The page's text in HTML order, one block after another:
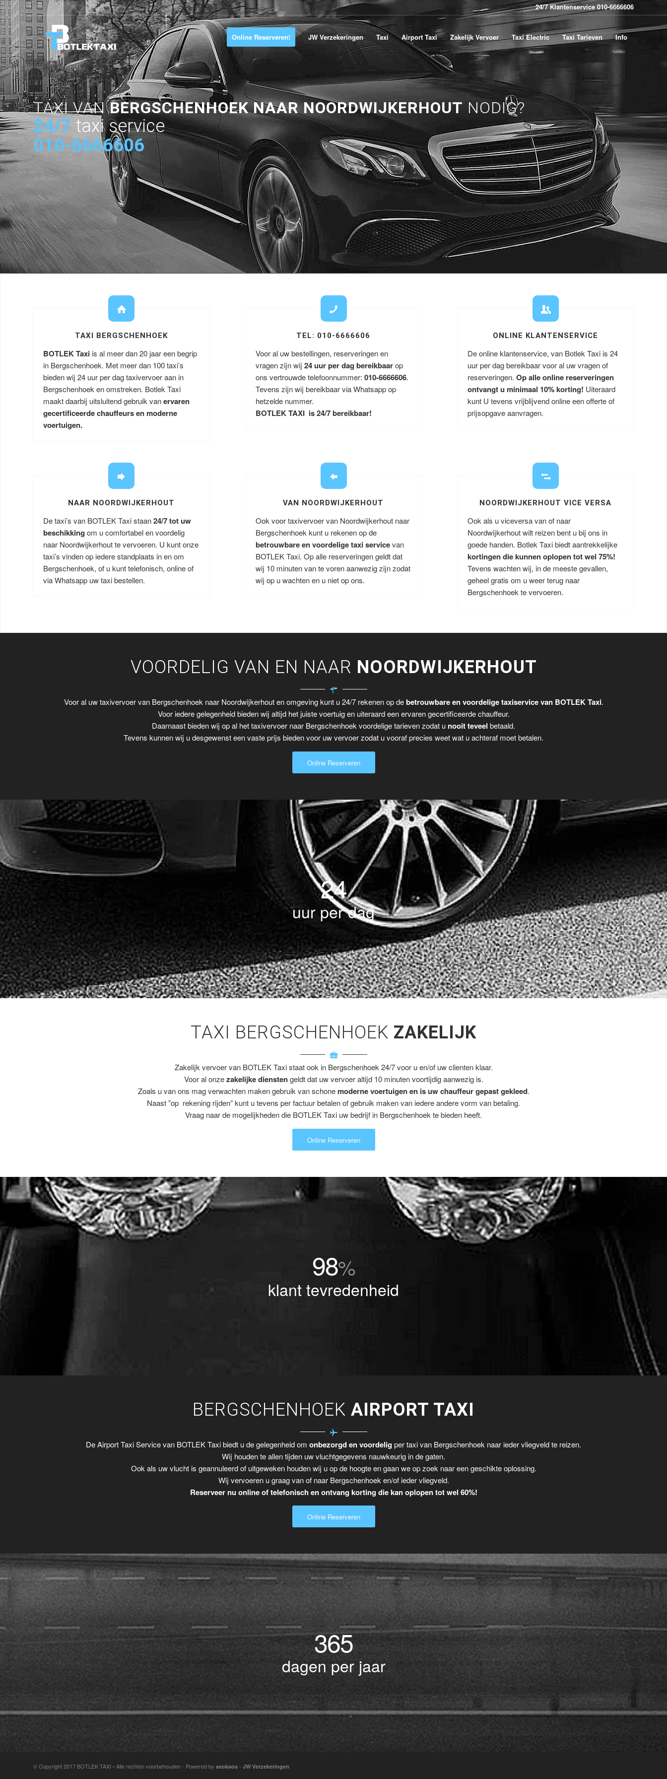
24/7 Klantenservice 010-6666606
Online Reserveren! JW Verzekeringen Taxi Airport Taxi Zakelijk Vervoer Taxi Electric Taxi Tarieven Info
TAXI VANBERGSCHENHOEK NAAR NOORDWIJKERHOUT NODIG?
24/7 taxi service
010-6666606
TAXI BERGSCHENHOEK
BOTLEK Taxi is al meer dan 20 jaar een begrip
in Bergschenhoek. Met meer dan 100 taxi’s
bieden wij 24 uur per dag taxivervoer aan in
Bergschenhoek en omstreken. Botlek Taxi
maakt daarbij uitsluitend gebruik vanervaren
gecertificeerde chauffeurs en moderne
voertuigen.
TEL: 010-6666606
Voor al uw bestellingen, reserveringen en
vragen zijn wij 24 uur per dag bereikbaarop
ons vertrouwde telefoonnummer: 010-6666606.
Tevens zijn wij bereikbaar via Whatsapp op
hetzelde nummer.
BOTLEK TAXI is 24/7 bereikbaar!
ONLINE KLANTENSERVICE
De online klantenservice, van Botlek Taxi is 24
uur per dag bereikbaar voor al uw vragen of
reserveringen.Op alle online reserveringen
ontvangt u minimaal 10% korting! Uiteraard
kunt U tevens vrijblijvend online een offerte of
prijsopgave aanvragen.
NAAR NOORDWIJKERHOUT
De taxi’s van BOTLEK Taxi staan24/7 tot uw
beschikking om u comfortabel en voordelig
naar Noordwijkerhout te vervoeren. U kunt onze
taxi’s vinden op iedere standplaats in en om
Bergschenhoek, of u kunt telefonisch, online of
via Whatsapp uw taxi bestellen.
VAN NOORDWIJKERHOUT
Ook voor taxivervoer van Noordwijkerhout naar
Bergschenhoek kunt u rekenen op de
betrouwbare en voordelige taxi servicevan
BOTLEK Taxi. Op alle reserveringen geldt dat
wij 10 minuten van te voren aanwezig zijn zodat
wij op u wachten en u niet op ons.
NOORDWIJKERHOUT VICE VERSA
Ook als u viceversa van of naar
Noordwijkerhout wilt reizen bent u bij ons in
goede handen. Botlek Taxi biedt aantrekkelijke
kortingen die kunnen oplopen tot wel 75%!
Tevens wachten wij, in de meeste gevallen,
geheel gratis om u weer terug naar
Bergschenhoek te vervoeren.
VOORDELIG VAN EN NAAR NOORDWIJKERHOUT
Voor al uw taxivervoer van Bergschenhoek naar Noordwijkerhout en omgeving kunt u 24/7 rekenen op debetrouwbare en voordelige taxiservice van BOTLEK Taxi.
Voor iedere gelegenheid bieden wij altijd het juiste voertuig en uiteraard een ervaren gecertificeerde chauffeur.
Daarnaast bieden wij op al het taxivervoer naar Bergschenhoek voordelige tarieven zodat u nooit teveel betaald.
Tevens kunnen wij u desgewenst een vaste prijs bieden voor uw vervoer zodat u vooraf precies weet wat u achteraf moet betalen.
Online Reserveren
24
uur per dag
TAXI BERGSCHENHOEK ZAKELIJK
Zakelijk vervoer van BOTLEK Taxi staat ook in Bergschenhoek 24/7 voor u en/of uw clienten klaar.
Voor al onzezakelijke dienstengeldt dat uw vervoer altijd 10 minuten voortijdig aanwezig is.
Zoals u van ons mag verwachten maken gebruik van schone moderne voertuigen en is uw chauffeur gepast gekleed.
Naast ”op rekening rijden” kunt u tevens per factuur betalen of gebruik maken van iedere andere vorm van betaling.
Vraag naar de mogelijkheden die BOTLEK Taxi uw bedrijf in Bergschenhoek te bieden heeft.
Online Reserveren
98%
klant tevredenheid
BERGSCHENHOEK AIRPORT TAXI
De Airport Taxi Service van BOTLEK Taxi biedt u de gelegenheid om onbezorgd en voordelig per taxi van Bergschenhoek naar ieder vliegveld te reizen.
Wij houden te allen tijden uw vluchtgegevens nauwkeurig in de gaten.
Ook als uw vlucht is geannuleerd of uitgeweken houden wij u op de hoogte en gaan we op zoek naar een geschikte oplossing.
Wij vervoeren u graag van of naar Bergschenhoek en/of ieder vliegveld.
Reserveer nu online of telefonisch en ontvang korting die kan oplopen tot wel 60%!
Online Reserveren
365
dagen per jaar
© Copyright 2017 BOTLEK TAXI • Alle rechten voorbehouden - Powered by seokaos - JW Verzekeringen